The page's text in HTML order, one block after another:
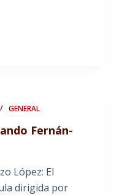
GENERAL
Fernán-
López: El
dirigida por